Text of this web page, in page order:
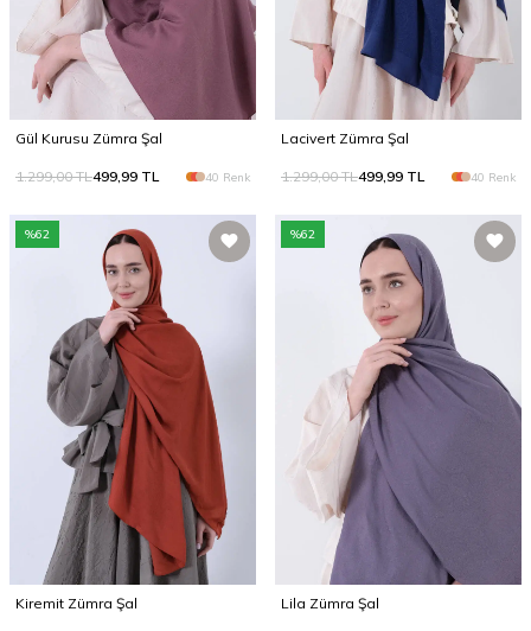
Gül Kurusu Zümra Şal
1.299,00TL499,99 TL 40 Renk
Lacivert Zümra Şal
1.299,00TL499,99 TL 40 Renk
%62
Kiremit Zümra Şal
%62
Lila Zümra Şal